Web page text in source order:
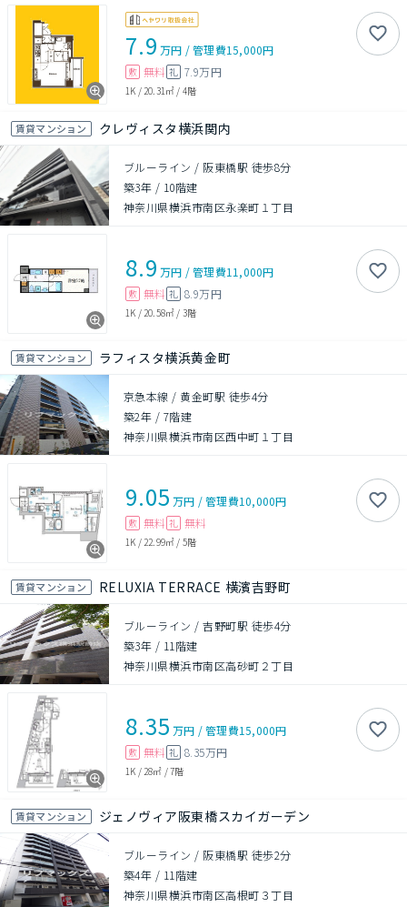
7.9 万円 /管理費15,000円
敷 無料 礼 7.9万円
1K /20.31㎡ / 4階
賃貸マンション クレヴィスタ横浜関内
ブルーライン / 阪東橋駅 徒歩8分
築3年 / 10階建
神奈川県横浜市南区永楽町１丁目
8.9 万円 /管理費11,000円
敷 無料 礼 8.9万円
1K / 20.58㎡ / 3階
賃貸マンション ラフィスタ横浜黄金町
京急本線 / 黄金町駅 徒歩4分
築2年 / 7階建
神奈川県横浜市南区西中町１丁目
9.05 万円 /管理費10,000円
敷 無料 礼 無料
1K / 22.99㎡ / 5階
賃貸マンション RELUXIA TERRACE 横濱吉野町
ブルーライン / 吉野町駅 徒歩4分
築3年 / 11階建
神奈川県横浜市南区高砂町２丁目
8.35 万円 /管理費15,000円
敷 無料 礼 8.35万円
1K / 28㎡ /7階
賃貸マンション ジェノヴィア阪東橋スカイガーデン
ブルーライン / 阪東橋駅 徒歩2分
築4年 / 11階建
神奈川県横浜市南区高根町３丁目